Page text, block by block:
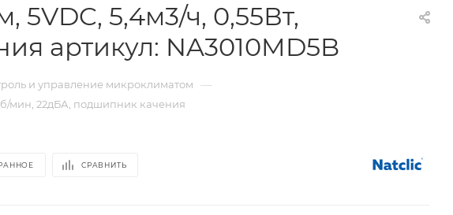
5VDC, 5,4м3/ч, 0,55Вт,
артикул: NA3010MD5B
и управление микроклиматом —
мин, 22дБА, подшипник качения
СРАВНИТЬ